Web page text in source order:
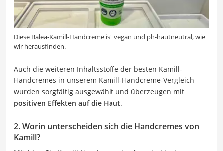
Diese Balea-Kamill-Handcreme ist vegan und ph-hautneutral, wie
wir herausfinden.
Auch die weiteren Inhaltsstoffe der besten Kamill-
Handcremes in unserem Kamill-Handcreme-Vergleich
wurden sorgfältig ausgewählt und überzeugen mit
positiven Effekten auf die Haut.
2. Worin unterscheiden sich die Handcremes von
Kamill?